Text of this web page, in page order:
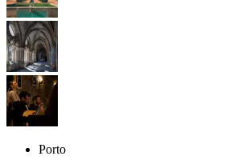
Porto